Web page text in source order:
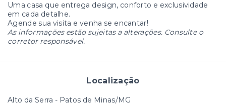
Uma casa que entrega design, conforto e exclusividade
em cada detalhe.
Agende sua visita e venha se encantar!
As informações estão sujeitas a alterações. Consulte o
corretor responsável.
Localização
Alto da Serra - Patos de Minas/MG